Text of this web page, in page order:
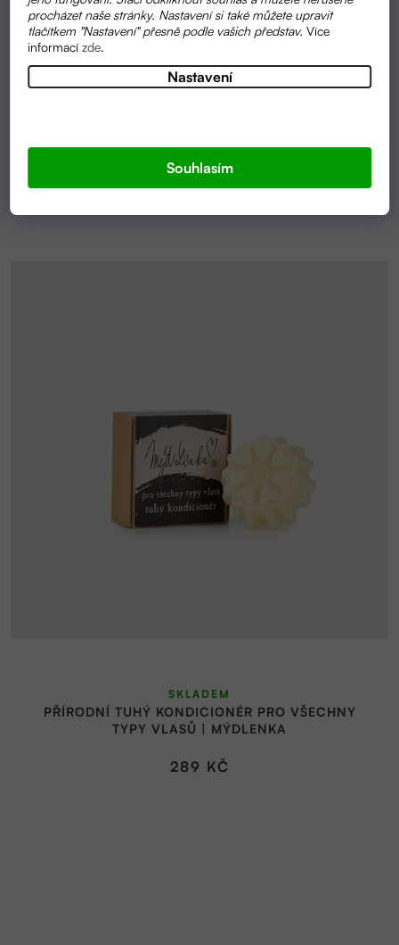
procházet naše stránky. Nastavení si také můžete upravit
tlačítkem "Nastavení" přesně podle vašich představ.Více
informacízde.
Nastavení
Souhlasím
PŘÍRODNÍ MÝDLO S AKTIVNÍM UHLÍM 75G |
PŘÍRODNÍ TUHÝ KONDICIONÉR PRO VŠECHNY
TYPY VLASŮ | MÝDLENKA
SKLADEM
289 KČ